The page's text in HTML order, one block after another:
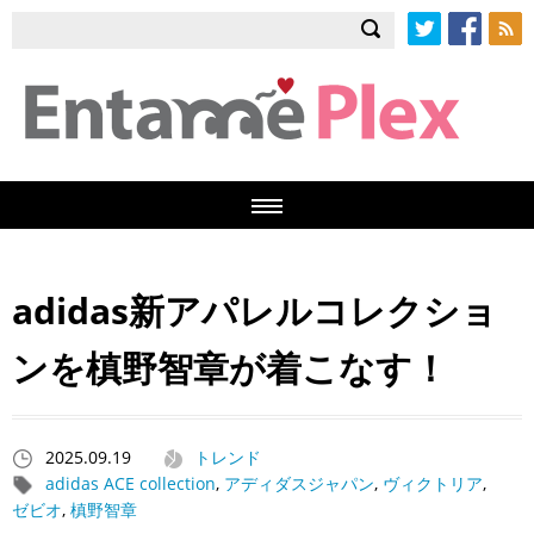
adidas新アパレルコレクショ
ンを槙野智章が着こなす！
2025.09.19
トレンド
adidas ACE collection, アディダスジャパン, ヴィクトリア,
ゼビオ, 槙野智章